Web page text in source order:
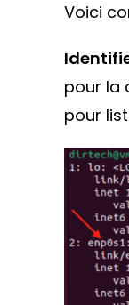
Voici
pour la
pour